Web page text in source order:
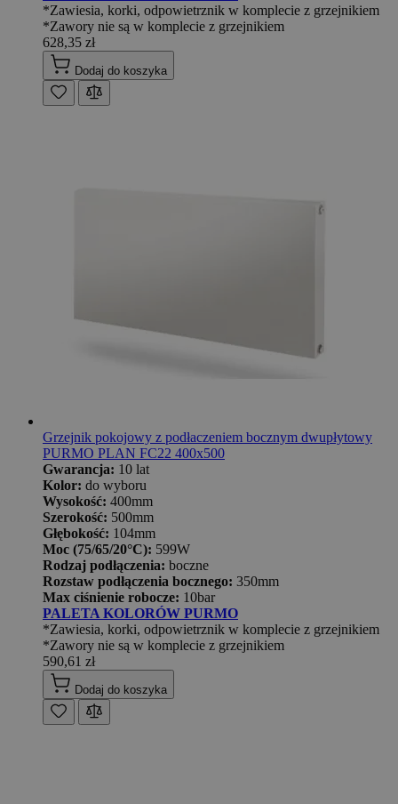
*Zawiesia, korki, odpowietrznik w komplecie z grzejnikiem
*Zawory nie są w komplecie z grzejnikiem
628,35 zł
Dodaj do koszyka
Grzejnik pokojowy z podłaczeniem bocznym dwupłytowy
PURMO PLAN FC22 400x500
Gwarancja: 10 lat
Kolor: do wyboru
Wysokość: 400mm
Szerokość: 500mm
Głębokość: 104mm
Moc (75/65/20°C): 599W
Rodzaj podłączenia: boczne
Rozstaw podłączenia bocznego: 350mm
Max ciśnienie robocze: 10bar
PALETA KOLORÓW PURMO
*Zawiesia, korki, odpowietrznik w komplecie z grzejnikiem
*Zawory nie są w komplecie z grzejnikiem
590,61 zł
Dodaj do koszyka